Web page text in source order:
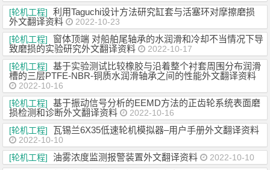
[轮机工程]
利用Taguchi设计方法研究缸套与活塞环对摩擦磨损
外文翻译资料
2022-10-23
[轮机工程]
窗体顶端 对船舶尾轴承的水润滑和冷却不当情况下导
致磨损的实验研究外文翻译资料
2022-10-17
[轮机工程]
基于实验测试比较橡胶与沿着整个衬套周围分布润滑
槽的三层PTFE-NBR-铜质水润滑轴承之间的性能外文翻译资料
2022-10-16
[轮机工程]
基于振动信号分析的EEMD方法的正齿轮系统表面磨
损检测和诊断外文翻译资料
2022-10-16
[轮机工程]
瓦锡兰6X35低速轮机模拟器–用户手册外文翻译资料
2022-10-10
[轮机工程]
油雾浓度监测报警装置外文翻译资料
2022-10-10